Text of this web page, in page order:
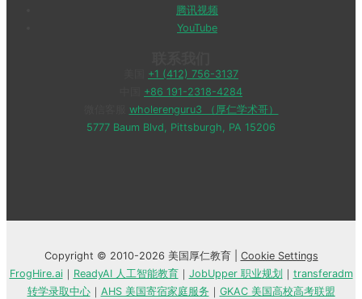
腾讯视频
YouTube
+1 (412) 756-3137
+86 191-2318-4284
wholerenguru3 （厚仁学术哥）
5777 Baum Blvd, Pittsburgh, PA 15206
Copyright © 2010-2026 美国厚仁教育 | Cookie Settings
FrogHire.ai｜ ReadyAI 人工智能教育｜ JobUpper 职业规划 ｜ transferadm
转学录取中心｜ AHS 美国寄宿家庭服务 ｜ GKAC 美国高校高考联盟